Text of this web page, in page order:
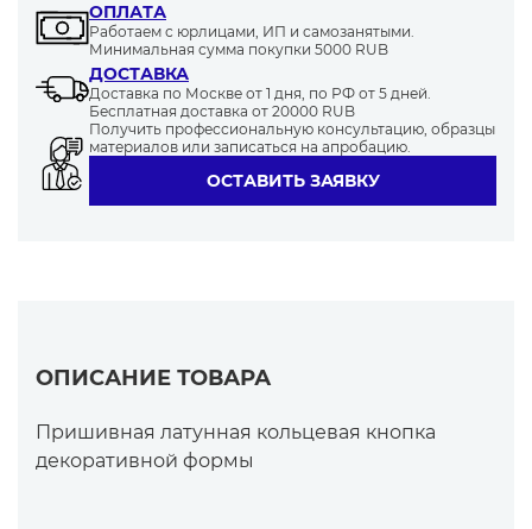
ОПЛАТА
Работаем с юрлицами, ИП и самозанятыми.
Минимальная сумма покупки 5000 RUB
ДОСТАВКА
Доставка по Москве от 1 дня, по РФ от 5 дней.
Бесплатная доставка от 20000 RUB
Получить профессиональную консультацию, образцы
материалов или записаться на апробацию.
ОСТАВИТЬ ЗАЯВКУ
ОПИСАНИЕ ТОВАРА
Пришивная латунная кольцевая кнопка
декоративной формы